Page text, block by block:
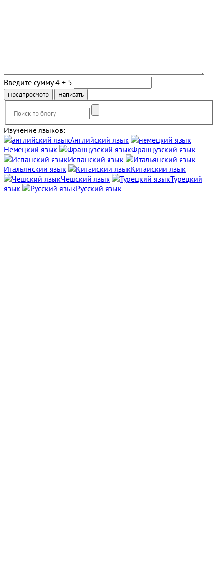
Введите сумму 4 + 5
Изучение языков:
Английский язык
Немецкий язык
Французский язык
Испанский язык
Итальянский язык
Китайский язык
Чешский язык
Турецкий
язык
Русский язык